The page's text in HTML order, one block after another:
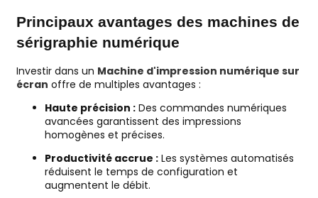
Principaux avantages des machines de
sérigraphie numérique
Investir dans un Machine d'impression numérique sur
écran offre de multiples avantages :
Haute précision :Des commandes numériques
avancées garantissent des impressions
homogènes et précises.
Productivité accrue :Les systèmes automatisés
réduisent le temps de configuration et
augmentent le débit.